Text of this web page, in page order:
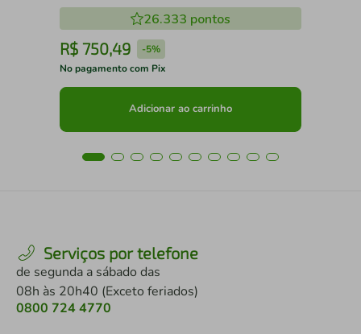
26.333 pontos
R$ 750,49 -5%
No pagamento com Pix
Adicionar ao carrinho
Serviços por telefone
de segunda a sábado das
08h às 20h40 (Exceto feriados)
0800 724 4770